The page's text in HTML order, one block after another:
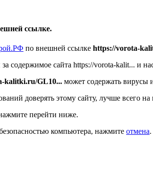
ссылке.
по внешней ссылке https://vorota-
содержимое сайта https://vorota-kalit... и
kalitki.ru/GL10... может содержать вирусы
доверять этому сайту, лучше всего
перейти ниже.
компьютера, нажмите отмена.